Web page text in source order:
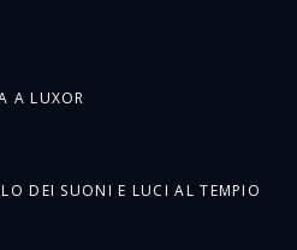
A LUXOR
DEI SUONI E LUCI AL TEMPIO